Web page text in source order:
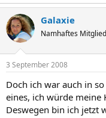
Galaxie
Namhaftes Mitglied
3 September 2008
Doch ich war auch in
eines, ich würde meine
Deswegen bin ich jetzt